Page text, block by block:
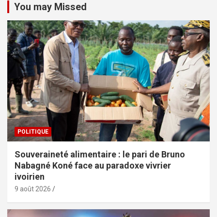
You may Missed
POLITIQUE
Souveraineté alimentaire : le pari de Bruno
Nabagné Koné face au paradoxe vivrier
ivoirien
9 août 2026